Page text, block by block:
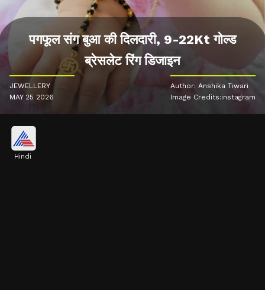
पगफूल संग बुआ की दिलदारी, 9-22Kt गोल्ड
ब्रेसलेट रिंग डिजाइन
JEWELLERY
MAY 25 2026
Author: Anshika Tiwari
Image Credits:instagram
Hindi